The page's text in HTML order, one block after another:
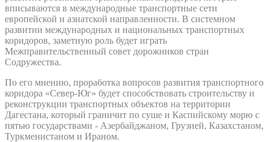
вписываются в международные транспортные сети
европейской и азиатской направленности. В системном
развитии международных и национальных транспортных
коридоров, заметную роль будет играть
Межправительственный совет дорожников стран
Содружества.
По его мнению, проработка вопросов развития транспортного
коридора «Север-Юг» будет способствовать строительству и
реконструкции транспортных объектов на территории
Дагестана, который граничит по суше и Каспийскому морю с
пятью государствами - Азербайджаном, Грузией, Казахстаном,
Туркменистаном и Ираном.